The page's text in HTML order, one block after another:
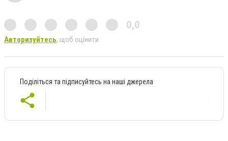
0,0
Авторизуйтесь, щоб оцінити
Поділіться та підписуйтесь на наші джерела